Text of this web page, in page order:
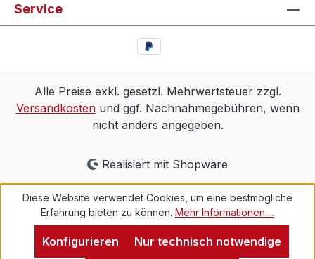
Service
Alle Preise exkl. gesetzl. Mehrwertsteuer zzgl.
Versandkostenund ggf. Nachnahmegebühren, wenn
nicht anders angegeben.
Realisiert mit Shopware
Diese Website verwendet Cookies, um eine bestmögliche
Erfahrung bieten zu können. Mehr Informationen ...
Nur technisch notwendige
Konfigurieren